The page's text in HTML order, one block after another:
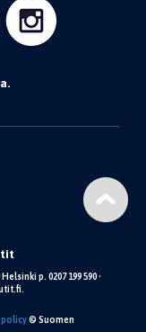
p. 0207 199 590 •
© Suomen